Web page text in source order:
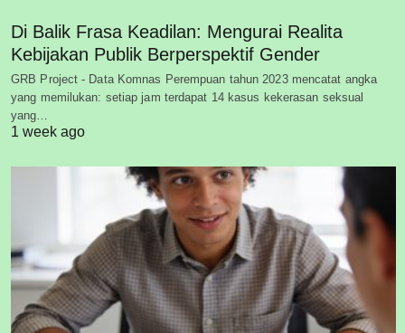
Di Balik Frasa Keadilan: Mengurai Realita
Kebijakan Publik Berperspektif Gender
GRB Project - Data Komnas Perempuan tahun 2023 mencatat angka
yang memilukan: setiap jam terdapat 14 kasus kekerasan seksual
yang…
1 week ago